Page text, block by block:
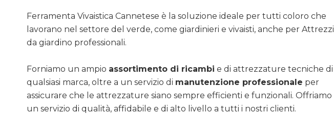
Ferramenta Vivaistica Cannetese è la soluzione ideale per tutti coloro che
lavorano nel settore del verde, come giardinieri e vivaisti, anche per Attrezzi
da giardino professionali.
Forniamo un ampio assortimento di ricambi e di attrezzature tecniche di
qualsiasi marca, oltre a un servizio di manutenzione professionale per
assicurare che le attrezzature siano sempre efficienti e funzionali. Offriamo
un servizio di qualità, affidabile e di alto livello a tutti i nostri clienti.